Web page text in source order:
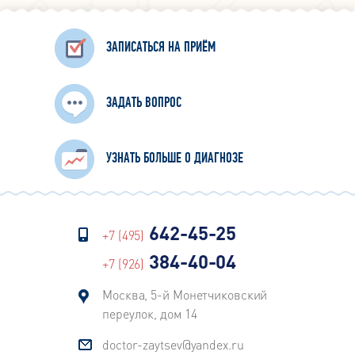
протезов, а также состояние
алкогольного опьянения.
ЗАПИСАТЬСЯ НА ПРИЁМ
ЗАДАТЬ ВОПРОС
УЗНАТЬ БОЛЬШЕ О ДИАГНОЗЕ
+7 (495) 642-45-25
+7 (926) 384-40-04
Москва, 5-й Монетчиковский
переулок, дом 14
doctor-zaytsev@yandex.ru